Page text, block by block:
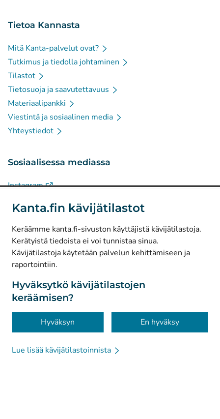
Kanta.fin kävijätilastot
Keräämme kanta.fi-sivuston käyttäjistä kävijätilastoja.
Kerätyistä tiedoista ei voi tunnistaa sinua.
Kävijätilastoja käytetään palvelun kehittämiseen ja
raportointiin.
Hyväksytkö kävijätilastojen
keräämisen?
Hyväksyn En hyväksy
Lue lisää kävijätilastoinnista
Tietoa Kannasta
Mitä Kanta-palvelut ovat?
Tutkimus ja tiedolla johtaminen
Tilastot
Tietosuoja ja saavutettavuus
Materiaalipankki
Viestintä ja sosiaalinen media
Yhteystiedot
Sosiaalisessa mediassa
Instagram(Avautuu uuteen välilehteen)
Facebook(Avautuu uuteen välilehteen)
© Kanta-Palvelut, Kansaneläkelaitos
Tietosuoja
Tietoa sivustosta
Saavutettavuus
Evästeet